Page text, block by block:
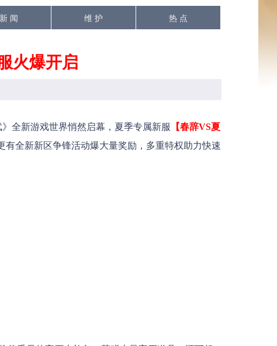
新 闻 维 护 热 点
火爆开启
全新游戏世界悄然启幕，夏季专属新服
【春辞VS夏
有全新新区争锋活动爆大量奖励，多重特权助力快速